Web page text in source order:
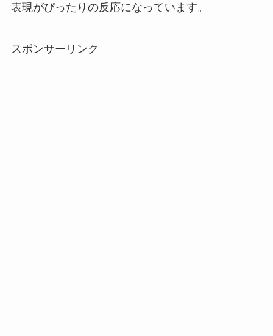
表現がぴったりの反応になっています。
スポンサーリンク